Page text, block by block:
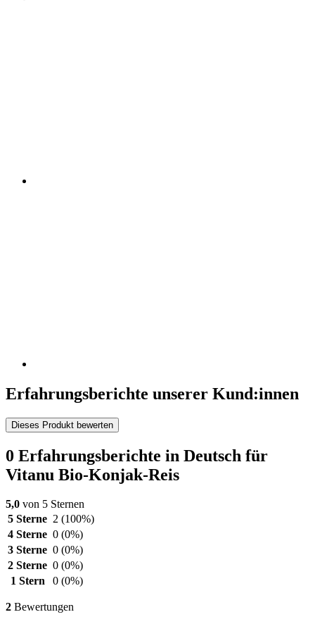
Erfahrungsberichte unserer Kund:innen
Dieses Produkt bewerten
0 Erfahrungsberichte in Deutsch für
Vitanu Bio-Konjak-Reis
5,0 von 5 Sternen
5 Sterne 2 (100%)
4 Sterne 0 (0%)
3 Sterne 0 (0%)
2 Sterne 0 (0%)
1 Stern
0 (0%)
2 Bewertungen